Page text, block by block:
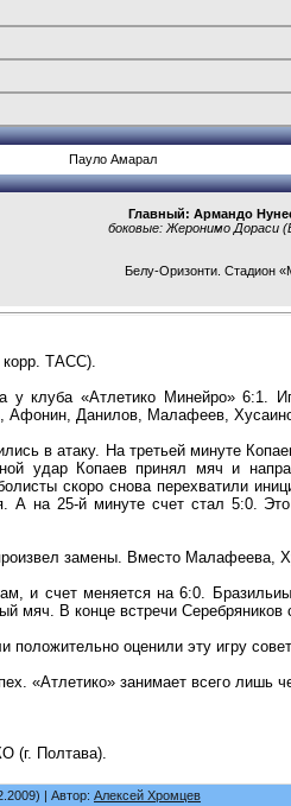
Пауло Амарал
Главный: Армандо
боковые: Жеронимо Дораси
Белу-Оризонти. Стадион
ТАСС).
клуба «Атлетико Минейро» 6:1.
Афонин, Данилов, Малафеев,
в атаку. На третьей минуте
удар Копаев принял мяч и
скоро снова перехватили
А на 25-й минуте счет стал 5:0.
замены. Вместо Малафеева,
и счет меняется на 6:0.
мяч. В конце встречи Серебряников
положительно оценили эту игру
«Атлетико» занимает всего лишь
(г. Полтава).
| Автор: Алексей Хромцев